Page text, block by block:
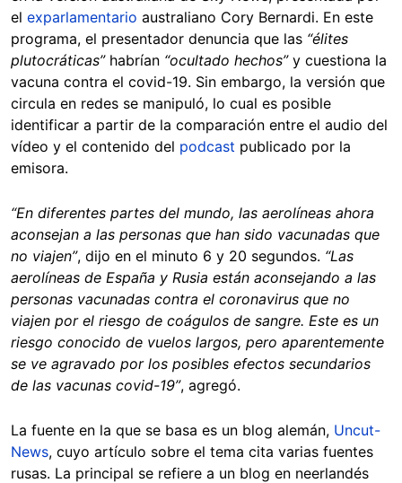
el exparlamentario australiano Cory Bernardi. En este
programa, el presentador denuncia que las “élites
plutocráticas” habrían “ocultado hechos”y cuestiona la
vacuna contra el covid-19. Sin embargo, la versión que
circula en redes se manipuló, lo cual es posible
identificar a partir de la comparación entre el audio del
vídeo y el contenido del podcast publicado por la
emisora.
“En diferentes partes del mundo, las aerolíneas ahora
aconsejan a las personas que han sido vacunadas que
no viajen”, dijo en el minuto 6 y 20 segundos. “Las
aerolíneas de España y Rusia están aconsejando a las
personas vacunadas contra el coronavirus que no
viajen por el riesgo de coágulos de sangre. Este es un
riesgo conocido de vuelos largos, pero aparentemente
se ve agravado por los posibles efectos secundarios
de las vacunas covid-19”, agregó.
La fuente en la que se basa es un blog alemán, Uncut-
News, cuyo artículo sobre el tema cita varias fuentes
rusas. La principal se refiere a un blog en neerlandés